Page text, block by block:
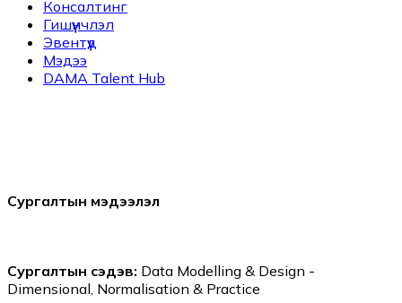
Консалтинг
Гишүүнчлэл
Эвентүүд
Мэдээ
DAMA Talent Hub
Сургалтын мэдээлэл
Сургалтын сэдэв: Data Modelling & Design -
Dimensional, Normalisation & Practice